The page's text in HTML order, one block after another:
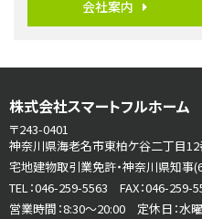
ご家族が集まるLDKは１７．５帖とゆと
第8位
会社案内
株式会社スマートフルホーム
〒243-0401
神奈川県海老名市東柏ケ谷二丁目
宅地建物取引業免許・神奈川県知事
TEL：046-259-5563 FAX：046-259-
営業時間：8:30～20:00 定休日：水